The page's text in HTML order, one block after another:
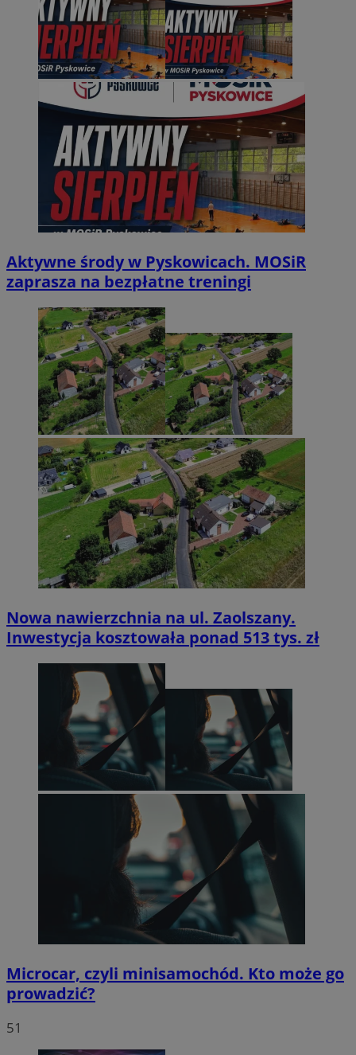
Aktywne środy w Pyskowicach. MOSiR
zaprasza na bezpłatne treningi
Nowa nawierzchnia na ul. Zaolszany.
Inwestycja kosztowała ponad 513 tys. zł
Microcar, czyli minisamochód. Kto może go
prowadzić?
51